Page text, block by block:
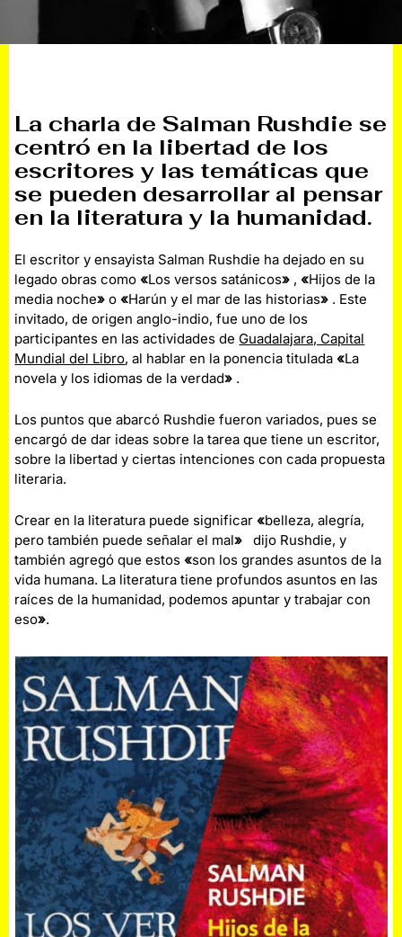
La charla de Salman Rushdie se
centró en la libertad de los
escritores y las temáticas que
se pueden desarrollar al pensar
en la literatura y la humanidad.
El escritor y ensayista Salman Rushdie ha dejado en su
legado obras como«Los versos satánicos» ,«Hijos de la
media noche»o«Harún y el mar de las historias» . Este
invitado, de origen anglo-indio, fue uno de los
participantes en las actividades de Guadalajara, Capital
Mundial del Libro, al hablar en la ponencia titulada«La
novela y los idiomas de la verdad» .
Los puntos que abarcó Rushdie fueron variados, pues se
encargó de dar ideas sobre la tarea que tiene un escritor,
sobre la libertad y ciertas intenciones con cada propuesta
literaria.
Crear en la literatura puede significar«belleza, alegría,
pero también puede señalar el mal»
dijo Rushdie, y
también agregó que estos«son los grandes asuntos de la
vida humana. La literatura tiene profundos asuntos en las
raíces de la humanidad, podemos apuntar y trabajar con
eso».